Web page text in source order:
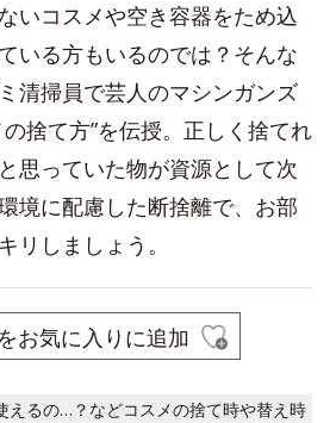
いコスメや空き容器をため込
いる方もいるのでは？そんな
清掃員で芸人のマシンガンズ
捨て方”を伝授。正しく捨てれ
思っていた物が資源として次
境に配慮した断捨離で、お部
リしましょう。
お気に入りに追加
えるの…？などコスメの捨て時や替え時